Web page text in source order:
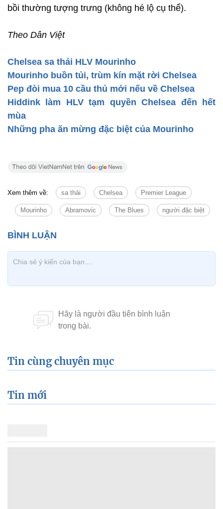
bồi thường tượng trưng (không hé lộ cụ thể).
Theo Dân Việt
Chelsea sa thải HLV Mourinho
Mourinho buồn tủi, trùm kín mặt rời Chelsea
Pep đòi mua 10 cầu thủ mới nếu về Chelsea
Hiddink làm HLV tạm quyền Chelsea đến hết
mùa
Những pha ăn mừng đặc biệt của Mourinho
Xem thêm về: sa thải Chelsea Premier League
Mourinho Abramovic The Blues người đặc biệt
Tin cùng chuyên mục
Tin mới